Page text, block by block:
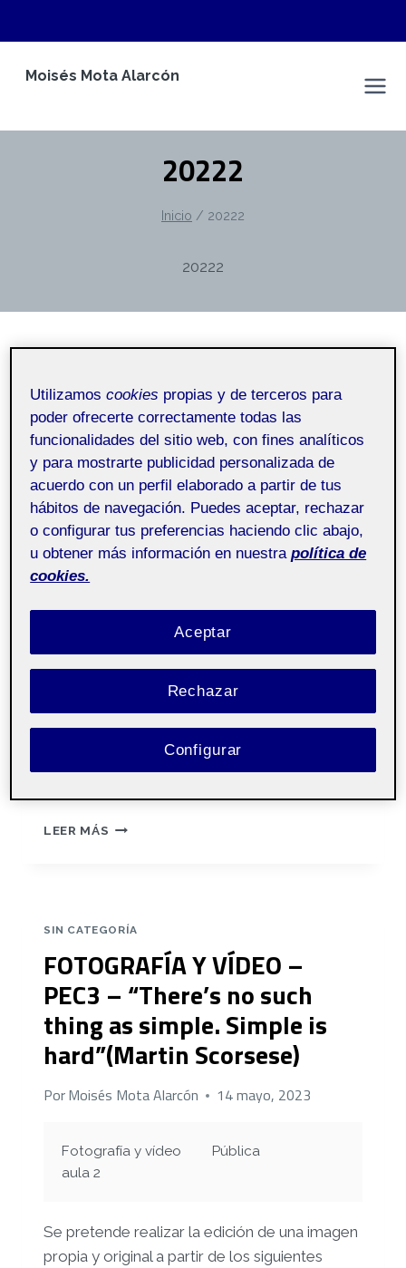
Moisés Mota Alarcón
20222
Inicio / 20222
20222
SLiDE Estructuras
Infantiles. Práctica Final
Fotografía y Vídeo.
PorMoisés Mota Alarcón 30 mayo, 2023
Fotografía y vídeo
aula 2
Pública
A continuación os adjunto mi práctica final
para la asignatura de Foto y Video.
El proyecto trata sobre una empresa ficticia
de estructuras infantiles.
LEER MÁS SLIDE
FOTOGRAFÍA
VÍDEO.
SIN CATEGORÍA
FOTOGRAFÍA Y VÍDEO –
PEC3 – “There’s no such
thing as simple. Simple is
hard”(Martin Scorsese)
PorMoisés Mota Alarcón 14 mayo, 2023
Fotografía y vídeo
aula 2
Pública
Se pretende realizar la edición de una imagen
propia y original a partir de los siguientes
Utilizamoscookies propias y de terceros para
poder ofrecerte correctamente todas las
funcionalidades del sitio web, con fines analíticos
y para mostrarte publicidad personalizada de
acuerdo con un perfil elaborado a partir de tus
hábitos de navegación. Puedes aceptar, rechazar
o configurar tus preferencias haciendo clic abajo,
u obtener más información en nuestra política de
cookies.
Rechazar
Aceptar
Configurar